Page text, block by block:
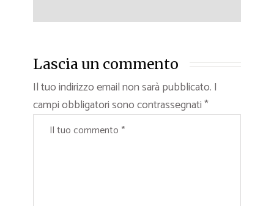
Lascia un commento
Il tuo indirizzo email non sarà pubblicato. I
campi obbligatori sono contrassegnati*